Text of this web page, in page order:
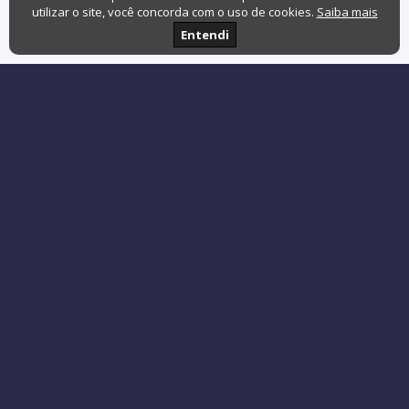
utilizar o site, você concorda com o uso de cookies. Saiba mais
Entendi